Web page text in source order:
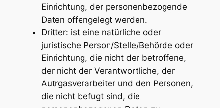
Einrichtung, der personenbezogende
Daten offengelegt werden.
Dritter: ist eine natürliche oder
juristische Person/Stelle/Behörde oder
Einrichtung, die nicht der betroffene,
der nicht der Verantwortliche, der
Autrgasverarbeiter und den Personen,
die nicht befugt sind, die